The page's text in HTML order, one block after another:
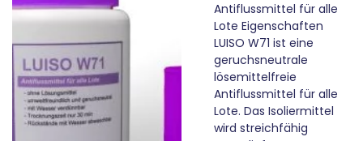
Antiflussmittel für alle
Lote Eigenschaften
LUISO W71 ist eine
geruchsneutrale
lösemittelfreie
Antiflussmittel für alle
Lote. Das Isoliermittel
wird streichfähig